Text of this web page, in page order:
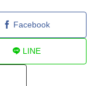
Facebook
LINE